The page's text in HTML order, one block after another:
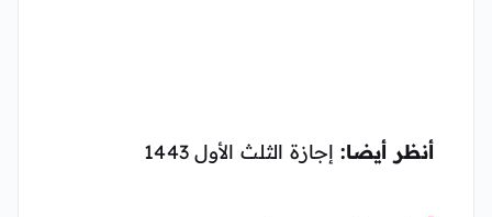
أنظر أيضا: إجازة الثلث الأول 1443